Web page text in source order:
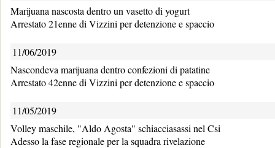
Marijuana nascosta dentro un vasetto di yogurt
Arrestato 21enne di Vizzini per detenzione e spaccio
11/06/2019
Nascondeva marijuana dentro confezioni di patatine
Arrestato 42enne di Vizzini per detenzione e spaccio
11/05/2019
Volley maschile, "Aldo Agosta" schiacciasassi nel Csi
Adesso la fase regionale per la squadra rivelazione